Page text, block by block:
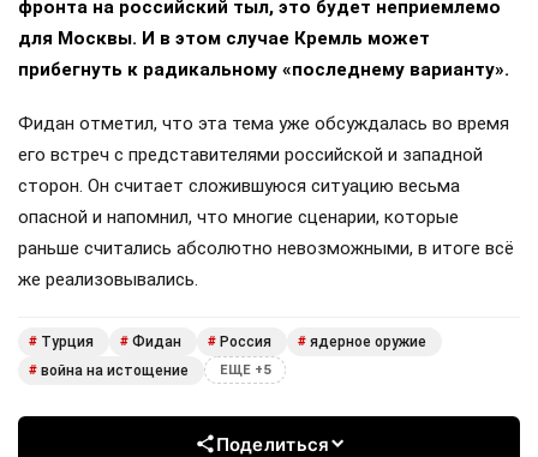
фронта на российский тыл, это будет неприемлемо
для Москвы. И в этом случае Кремль может
прибегнуть к радикальному «последнему варианту».
Фидан отметил, что эта тема уже обсуждалась во время
его встреч с представителями российской и западной
сторон. Он считает сложившуюся ситуацию весьма
опасной и напомнил, что многие сценарии, которые
раньше считались абсолютно невозможными, в итоге всё
же реализовывались.
# Турция # Фидан # Россия # ядерное оружие
# война на истощение ЕЩЕ +5
Поделиться